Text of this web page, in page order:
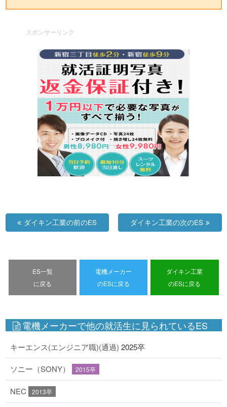
スポンサーリンク
ダイキン工業の前のES ダイキン工業の次のES
ES一覧
に戻る
電機メーカー
のESに戻る
ダイキン工業
のESに戻る
電機メーカーで他の就活生に見られているES
キーエンス(エンジニア職)(通過) 2025卒
ソニー（SONY） 2015卒
NEC 2013卒